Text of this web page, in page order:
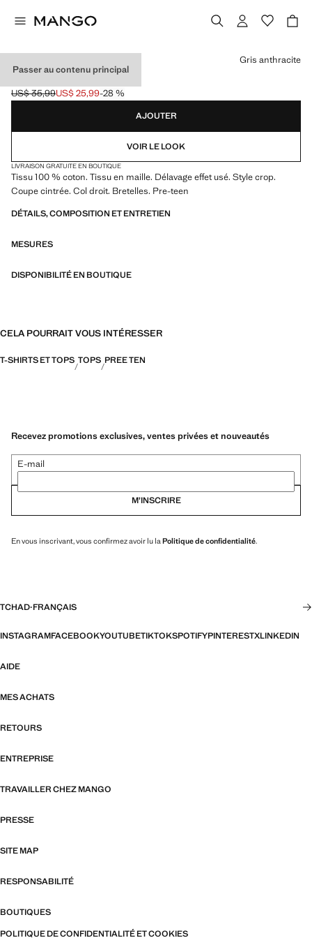
Passer au contenu principal
CROP TOP MAILLE
Prix initial barré [US$ 35,99 ]
US$ 35,99
Prix actuel [US$ 25,99 ]
US$ 25,99-28 %
Choisissez une couleur
Gris anthracite
AJOUTER
VOIR LE LOOK
LIVRAISON GRATUITE EN BOUTIQUE
Tissu 100 % coton. Tissu en maille. Délavage effet usé. Style crop.
Coupe cintrée. Col droit. Bretelles. Pre-teen
DÉTAILS, COMPOSITION ET ENTRETIEN
MESURES
DISPONIBILITÉ EN BOUTIQUE
CELA POURRAIT VOUS INTÉRESSER
T-SHIRTS ET TOPS TOPS PREE TEN
Recevez promotions exclusives, ventes privées et nouveautés
E-mail
M’INSCRIRE
En vous inscrivant, vous confirmez avoir lu la Politique de confidentialité.
TCHAD·FRANÇAIS
INSTAGRAMFACEBOOKYOUTUBETIKTOKSPOTIFYPINTERESTXLINKEDIN
AIDE
MES ACHATS
RETOURS
ENTREPRISE
TRAVAILLER CHEZ MANGO
PRESSE
SITE MAP
RESPONSABILITÉ
BOUTIQUES
POLITIQUE DE CONFIDENTIALITÉ ET COOKIES